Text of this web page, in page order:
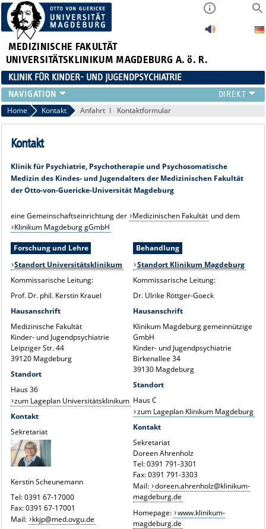
MEDIZINISCHE FAKULTÄT
UNIVERSITÄTSKLINIKUM MAGDEBURG A. ö. R.
KLINIK FÜR KINDER- UND JUGENDPSYCHIATRIE
FORSCHUNG
LEHRE
KLINIK
STUDIENTEILNAHME
TEAM
KONTAKT
Home Kontakt Anfahrt Kontaktformular
Kontakt
Klinik für Psychiatrie, Psychotherapie und Psychosomatische
Medizin des Kindes- und Jugendalters der Medizinischen Fakultät
der Otto-von-Guericke-Universität Magdeburg
eine Gemeinschaftseinrichtung der Medizinischen Fakultät und dem
Klinikum Magdeburg gGmbH
Forschung und Lehre
Standort Universitätsklinikum
Kommissarische Leitung:
Prof. Dr. phil. Kerstin Krauel
Hausanschrift
Medizinische Fakultät
Kinder- und Jugendpsychiatrie
Leipziger Str. 44
39120 Magdeburg
Standort
Haus 36
zum Lageplan Universitätsklinikum
Kontakt
Sekretariat
Kerstin Scheunemann
Tel: 0391 67-17000
Fax: 0391 67-17001
Mail: kkjp@med.ovgu.de
Behandlung
Standort Klinikum Magdeburg
Kommissarische Leitung:
Dr. Ulrike Röttger-Goeck
Hausanschrift
Klinikum Magdeburg gemeinnützige
GmbH
Kinder- und Jugendpsychiatrie
Birkenallee 34
39130 Magdeburg
Standort
Haus C
zum Lageplan Klinikum Magdeburg
Kontakt
Sekretariat
Doreen Ahrenholz
Tel: 0391 791-3301
Fax: 0391 791-3303
Mail: doreen.ahrenholz@klinikum-
magdeburg.de
Homepage: www.klinikum-
magdeburg.de